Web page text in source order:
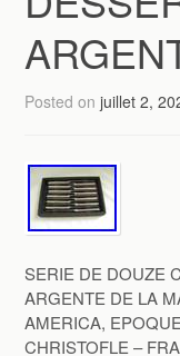
Posted onjuillet 2,
SERIE DE DOUZE
ARGENTE DE LA
AMERICA,
CHRISTOFLE –